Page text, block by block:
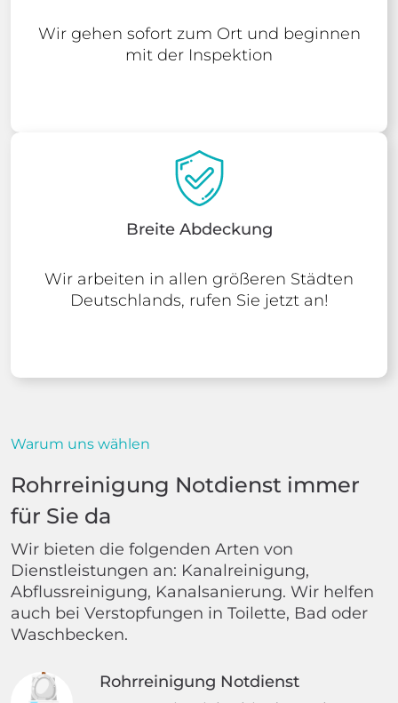
Wir gehen sofort zum Ort und beginnen
mit der Inspektion
Breite Abdeckung
Wir arbeiten in allen größeren Städten
Deutschlands, rufen Sie jetzt an!
Warum uns wählen
Rohrreinigung Notdienst immer
für Sie da
Wir bieten die folgenden Arten von
Dienstleistungen an: Kanalreinigung,
Abflussreinigung, Kanalsanierung. Wir helfen
auch bei Verstopfungen in Toilette, Bad oder
Waschbecken.
Rohrreinigung Notdienst